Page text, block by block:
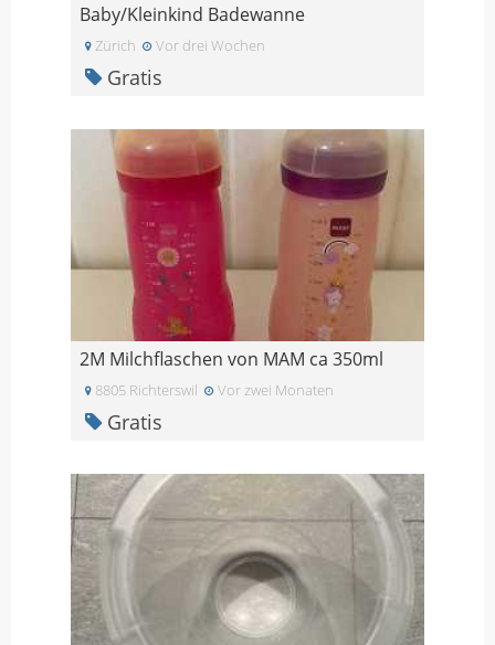
Baby/Kleinkind Badewanne
Zürich Vor drei Wochen
Gratis
2M Milchflaschen von MAM ca 350ml
8805 Richterswil Vor zwei Monaten
Gratis